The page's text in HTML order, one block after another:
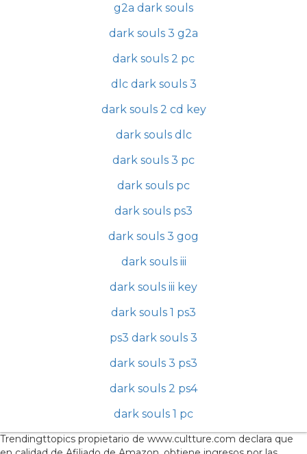
g2a dark souls
dark souls 3 g2a
dark souls 2 pc
dlc dark souls 3
dark souls 2 cd key
dark souls dlc
dark souls 3 pc
dark souls pc
dark souls ps3
dark souls 3 gog
dark souls iii
dark souls iii key
dark souls 1 ps3
ps3 dark souls 3
dark souls 3 ps3
dark souls 2 ps4
dark souls 1 pc
Trendingttopics propietario de www.cultture.com declara que